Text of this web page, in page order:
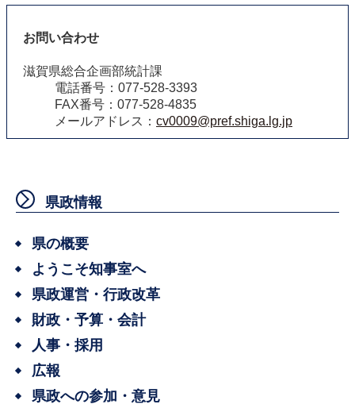
お問い合わせ
滋賀県総合企画部統計課
電話番号：077-528-3393
FAX番号：077-528-4835
メールアドレス： cv0009@pref.shiga.lg.jp
県政情報
県の概要
ようこそ知事室へ
県政運営・行政改革
財政・予算・会計
人事・採用
広報
県政への参加・意見